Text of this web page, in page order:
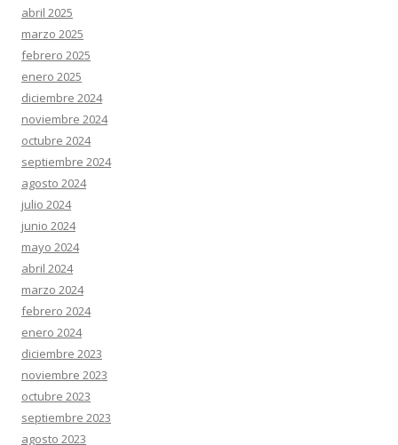
abril 2025
marzo 2025
febrero 2025
enero 2025
diciembre 2024
noviembre 2024
octubre 2024
septiembre 2024
agosto 2024
julio 2024
junio 2024
mayo 2024
abril 2024
marzo 2024
febrero 2024
enero 2024
diciembre 2023
noviembre 2023
octubre 2023
septiembre 2023
agosto 2023